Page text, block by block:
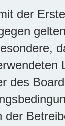
der
des
der